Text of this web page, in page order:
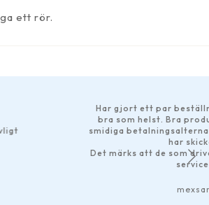
ett rör.
Har gjort ett par beställningar och det
bra som helst. Bra produktbeskrivningar
smidiga betalningsalternativ tillgängliga
har skickats omgående.
Det märks att de som driver företaget är
service rakt igenom!
mexsan11 på Google